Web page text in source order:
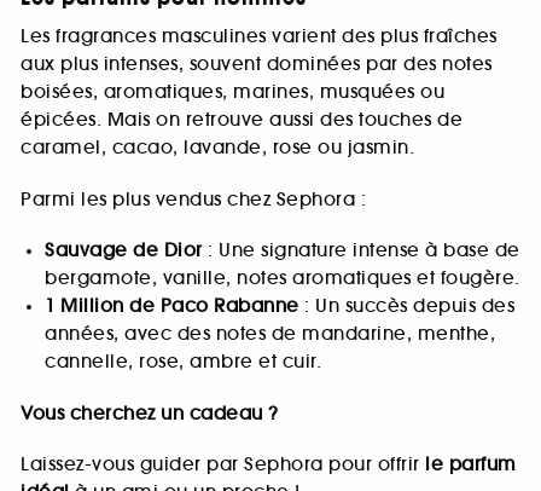
Les fragrances masculines varient des plus fraîches
aux plus intenses, souvent dominées par des notes
boisées, aromatiques, marines, musquées ou
épicées. Mais on retrouve aussi des touches de
caramel, cacao, lavande, rose ou jasmin.
Parmi les plus vendus chez Sephora :
Sauvage de Dior: Une signature intense à base de
bergamote, vanille, notes aromatiques et fougère.
1 Million de Paco Rabanne : Un succès depuis des
années, avec des notes de mandarine, menthe,
cannelle, rose, ambre et cuir.
Vous cherchez un cadeau ?
Laissez-vous guider par Sephora pour offrir le parfum